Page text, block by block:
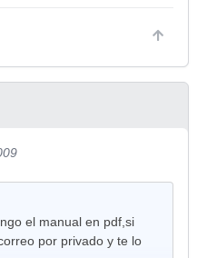
el manual en pdf,si
por privado y te lo